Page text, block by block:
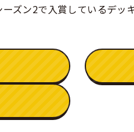
ズン2で入賞しているデッ